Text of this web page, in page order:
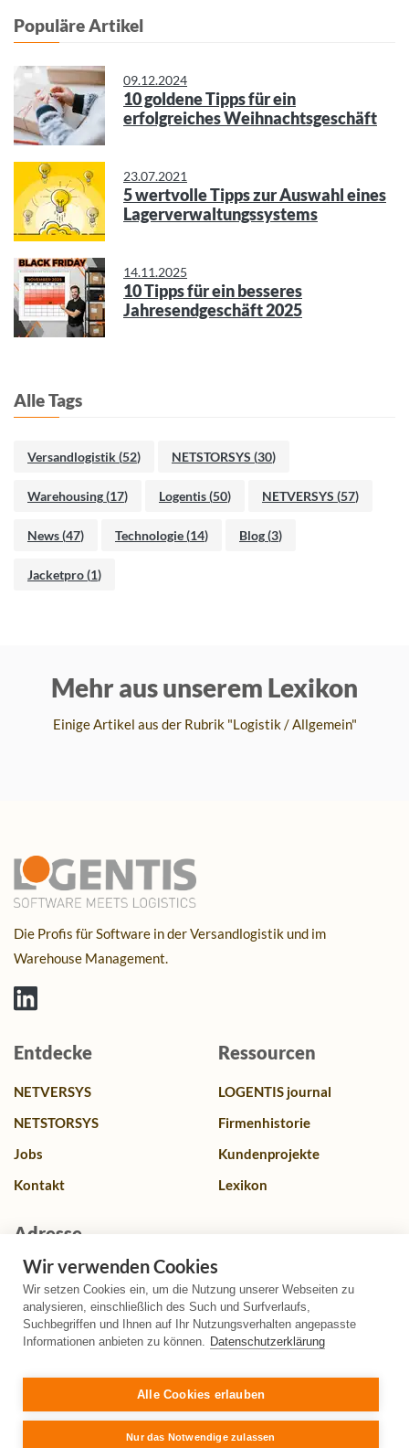
Wir verwenden Cookies
Wir setzen Cookies ein, um die Nutzung unserer Webseiten zu
analysieren, einschließlich des Such und Surfverlaufs,
Suchbegriffen und Ihnen auf Ihr Nutzungsverhalten angepasste
Informationen anbieten zu können. Datenschutzerklärung
Alle Cookies erlauben
Nur das Notwendige zulassen
Populäre Artikel
09.12.2024
10 goldene Tipps für ein
erfolgreiches Weihnachtsgeschäft
23.07.2021
5 wertvolle Tipps zur Auswahl eines
Lagerverwaltungssystems
14.11.2025
10 Tipps für ein besseres
Jahresendgeschäft 2025
Alle Tags
Versandlogistik(52) NETSTORSYS (30)
Warehousing(17) Logentis(50) NETVERSYS (57)
News(47) Technologie(14) Blog(3)
Jacketpro(1)
Mehr aus unserem Lexikon
Einige Artikel aus der Rubrik "Logistik / Allgemein"
Die Profis für Software in der Versandlogistik und im
Warehouse Management.
Entdecke
NETVERSYS
NETSTORSYS
Jobs
Kontakt
Ressourcen
LOGENTIS journal
Firmenhistorie
Kundenprojekte
Lexikon
Adresse
Franz-Lenz Str. 4, 49084 Osnabrück, Deutschland
+49 (0)541 580587 0
info@logentis.de